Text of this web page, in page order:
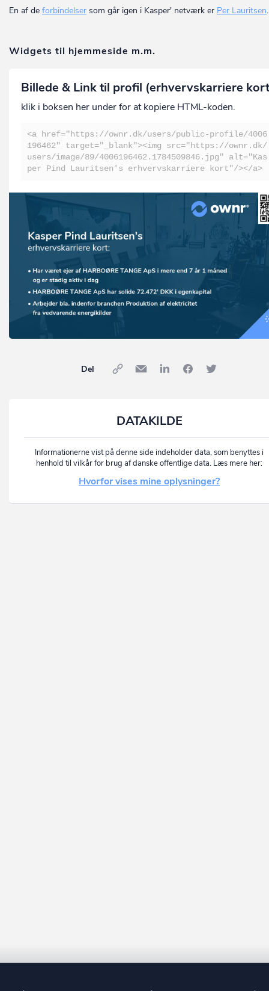
En af de forbindelser som går igen i Kasper' netværk er Per Lauritsen.
Widgets til hjemmeside m.m.
Billede & Link til profil (erhvervskarriere
klik i boksen her under for at kopiere HTML-koden.
<a href="https://ownr.dk/users/public-profile/4006
196462" target="_blank"><img src="https://ownr.dk/
users/image/89/4006196462.1784509846.jpg" alt="Kas
per Pind Lauritsen's erhvervskarriere kort"/></a>
Del
DATAKILDE
Informationerne vist på denne side indeholder data, som benyttes i
henhold til vilkår for brug af danske offentlige data. Læs mere her:
Hvorfor vises mine oplysninger?